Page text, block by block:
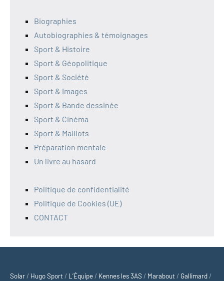
Biographies
Autobiographies & témoignages
Sport & Histoire
Sport & Géopolitique
Sport & Société
Sport & Images
Sport & Bande dessinée
Sport & Cinéma
Sport & Maillots
Préparation mentale
Un livre au hasard
Politique de confidentialité
Politique de Cookies (UE)
CONTACT
Solar/ Hugo Sport / L’Équipe/ Kennes les 3AS / Marabout / Gallimard/